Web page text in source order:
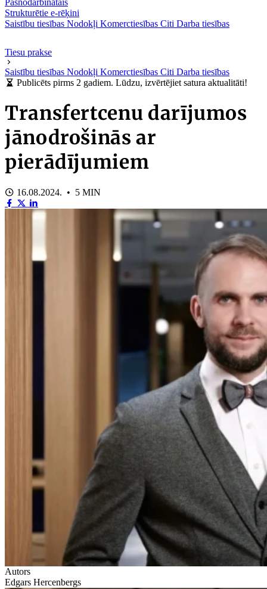
Pašnodarbinātais
Strukturētie e-rēķini
Saistību tiesības Nodokļi Komerctiesības Citi Darba tiesības
Tiesu prakse
Saistību tiesības Nodokļi Komerctiesības Citi Darba tiesības
Publicēts pirms 2 gadiem. Lūdzu, izvērtējiet satura aktualitāti!
Transfertcenu darījumos
jānodrošinās ar
pierādījumiem
16.08.2024. • 5 MIN
Autors
Edgars Hercenbergs